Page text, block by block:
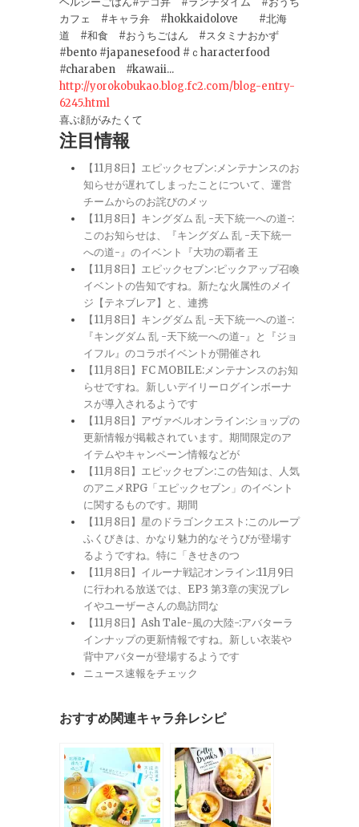
カフェ #キャラ弁 #hokkaidolove #北海
道 #和食 #おうちごはん #スタミナおかず
#bento #japanesefood #ｃharacterfood
#charaben #kawaii...
http://yorokobukao.blog.fc2.com/blog-entry-
6245.html
喜ぶ顔がみたくて
注目情報
【11月8日】エピックセブン:メンテナンスのお
知らせが遅れてしまったことについて、運営
チームからのお詫びのメッ
【11月8日】キングダム 乱 -天下統一への道-:
このお知らせは、『キングダム 乱 -天下統一
への道-』のイベント『大功の覇者 王
【11月8日】エピックセブン:ピックアップ召喚
イベントの告知ですね。新たな火属性のメイ
ジ【テネブレア】と、連携
【11月8日】キングダム 乱 -天下統一への道-:
『キングダム 乱 -天下統一への道-』と『ジョ
イフル』のコラボイベントが開催され
【11月8日】FC MOBILE:メンテナンスのお知
らせですね。新しいデイリーログインボーナ
スが導入されるようです
【11月8日】アヴァベルオンライン:ショップの
更新情報が掲載されています。期間限定のア
イテムやキャンペーン情報などが
【11月8日】エピックセブン:この告知は、人気
のアニメRPG「エピックセブン」のイベント
に関するものです。期間
【11月8日】星のドラゴンクエスト:このループ
ふくびきは、かなり魅力的なそうびが登場す
るようですね。特に「きせきのつ
【11月8日】イルーナ戦記オンライン:11月9日
に行われる放送では、EP3 第3章の実況プレ
イやユーザーさんの島訪問な
【11月8日】Ash Tale-風の大陸-:アバターラ
インナップの更新情報ですね。新しい衣装や
背中アバターが登場するようです
ニュース速報をチェック
おすすめ関連キャラ弁レシピ